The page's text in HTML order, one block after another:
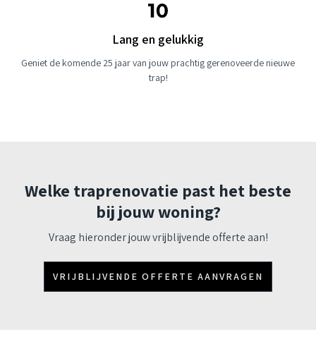
Lang en gelukkig
Geniet de komende 25 jaar van jouw prachtig gerenoveerde nieuwe
trap!
Welke traprenovatie past het beste
bij jouw woning?
Vraag hieronder jouw vrijblijvende offerte aan!
VRIJBLIJVENDE OFFERTE AANVRAGEN